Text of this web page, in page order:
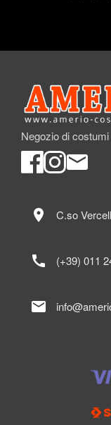
Negozio di
location_on C.so
call (+39) 011
mail